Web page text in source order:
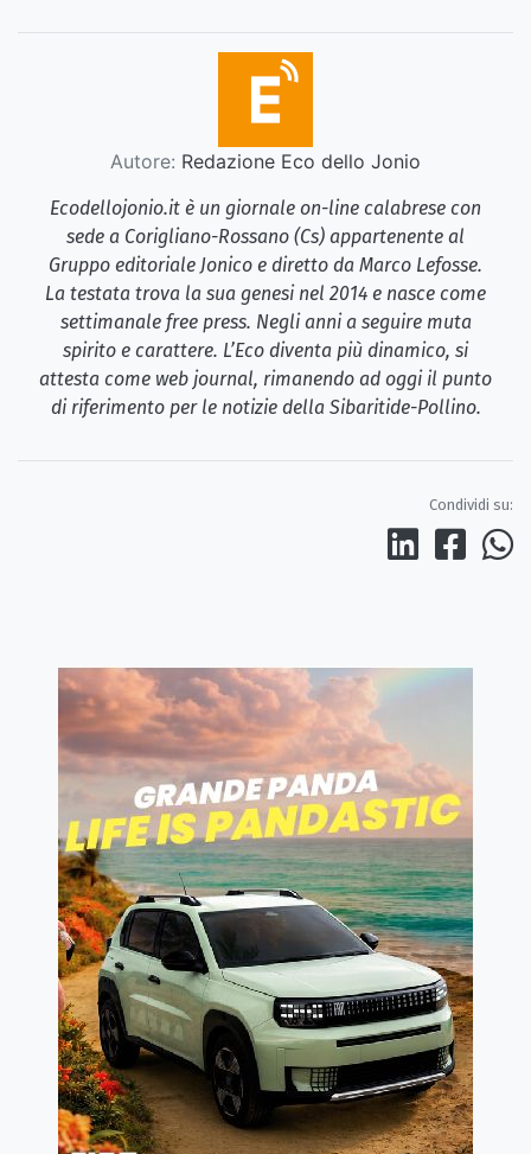
Autore: Redazione Eco dello Jonio
Ecodellojonio.it è un giornale on-line calabrese con
sede a Corigliano-Rossano (Cs) appartenente al
Gruppo editoriale Jonico e diretto da Marco Lefosse.
La testata trova la sua genesi nel 2014 e nasce come
settimanale free press. Negli anni a seguire muta
spirito e carattere. L’Eco diventa più dinamico, si
attesta come web journal, rimanendo ad oggi il punto
di riferimento per le notizie della Sibaritide-Pollino.
Condividi su: